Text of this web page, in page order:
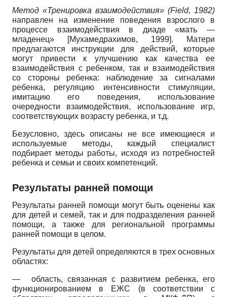
Метод «Тренировка взаимодействия» (Field, 1982)
направлен на изменение поведения взрослого в
процессе взаимодействия в диаде «мать —
младенец»
[Мухамедрахимов, 1999]. Матери
предлагаются инструкции для действий, которые
могут привести к улучшению как качества ее
взаимодействия с ребенком, так и взаимодействия
со стороны ребенка: наблюдение за сигналами
ребенка, регуляцию интенсивности стимуляции,
имитацию его поведения, использование
очередности взаимодействия, использование игр,
соответствующих возрасту ребенка, и т.д.
Безусловно, здесь описаны не все имеющиеся и
используемые методы, каждый специалист
подбирает методы работы, исходя из потребностей
ребенка и семьи и своих компетенций.
Результаты ранней помощи
Результаты ранней помощи могут быть оценены как
для детей и семей, так и для подразделения ранней
помощи, а также для региональной программы
ранней помощи в целом.
Результаты для детей определяются в трех основных
областях:
—
область, связанная с развитием ребенка, его
функционированием в ЕЖС (в соответствии с